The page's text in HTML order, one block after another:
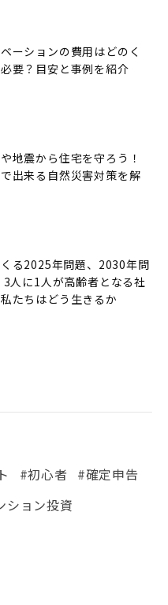
ーションの費用はどのく
要？目安と事例を紹介
地震から住宅を守ろう！
出来る自然災害対策を解
る2025年問題、2030年問
3人に1人が高齢者となる社
たちはどう生きるか
#初心者
#確定申告
ション投資